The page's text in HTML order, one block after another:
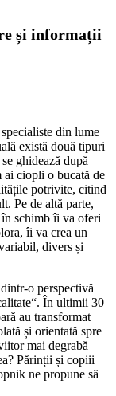
și informații
din lume
există două tipuri
ghidează după
ai ciopli o bucată de
potrivite, citind
Pe de altă parte,
schimb îi va oferi
îi va crea un
divers și
o perspectivă
În ultimii 30
au transformat
și orientată spre
mai degrabă
Părinții și copiii
ne propune să